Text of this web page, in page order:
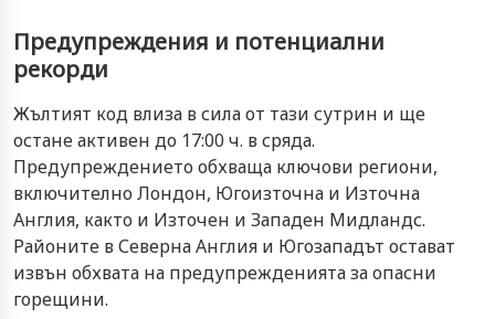
Предупреждения и потенциални
рекорди
Жълтият код влиза в сила от тази сутрин и ще
остане активен до 17:00 ч. в сряда.
Предупреждението обхваща ключови региони,
включително Лондон, Югоизточна и Източна
Англия, както и Източен и Западен Мидландс.
Районите в Северна Англия и Югозападът остават
извън обхвата на предупрежденията за опасни
горещини.